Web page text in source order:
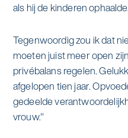
als hij de kinderen ophaalde.
Tegenwoordig zou ik dat
moeten juist meer open
privébalans regelen.
afgelopen tien jaar.
gedeelde
vrouw."